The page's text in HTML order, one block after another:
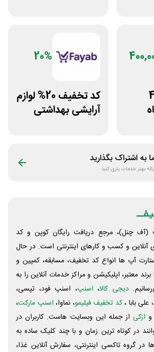
20%
کد تخفیف 20% لوازم
آرایشی بهداشتی
به اشتراک بگذارید
بهتر خدمات یاری کنید
(آف چنل)، مرجع دریافت رایگان کوپن و کد
آنلاین و کسب و‌ کارهای اینترنتی است. در حال
آپ ها انواع کد تخفیف، مسابقه، کمپین و
معتبر، اپلیکیشن و مراکز خدمات آنلاین را به
دیجی کالا، اسنپ، اسنپ فود، تپسی،
بابا ،کد تخفیف فیلیمو، نماوا، اسنپ مارکت،
و ازکی از جمله این وبسایت ‌هاست. کاربران در
در کوتاه ترین زمان و با چند کلیک ساده به
در گروه تاکسی اینترنتی، سفارش آنلاین غذا،